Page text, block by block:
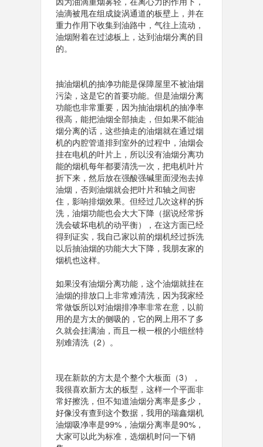
油滴被甩在组成旋涡通道的板壁上，并在
重力作用下收集到油路中，气往上流动，
油烟附着在过滤板上，达到油烟分离的目
的。
抽油烟机的抽净功能是保障屋里不被油烟
污染，这是它的首要功能。但是油烟分离
功能也非常重要，因为抽油烟机的抽净率
很高，能把油烟全部抽走，但如果不能油
烟分离的话，这些抽走的油烟就在通过烟
机的内腔管道排到室外的过程中，油烟会
挂在电机的叶片上，所以没有油烟分离功
能的烟机每年都要清洗一次，把电机叶片
折下来，然后放在强酸强碱里面浸泡去掉
油烟，否则油烟就会把叶片和轴之间密
住，影响排烟效果。但经过几次这样的拆
洗，油烟功能也会大大下降（据说经常拆
洗会破坏电机的动平衡），在这方面已经
得到证实，我自己家以前的烟机经过拆洗
以后抽油烟的功能大大下降，我朋友家的
烟机也这样。
如果没有油烟分离功能，这个油烟就挂在
油烟的排放口上非常难清洗，因为我家经
常做饭所以对油烟排净率非常在意，以前
用的是方太的侧吸的，它的网上用不了多
久就会挂满油，而且一根一根的小细丝特
别难清洗（2）。
现在新款的方太是个整个大板面（3），
我很喜欢新方太的板型，这样一个平面非
常好擦洗，但不知道油烟分离率是多少，
好像没有查到这个数据，我用的瑞鑫烟机
油烟吸净率是99%，油烟分离率是90%，
大家可以此为标准，选烟机时问一下销